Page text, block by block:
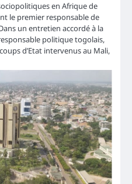
en Afrique de
le premier responsable de
un entretien accordé à la
politique togolais,
d’Etat intervenus au Mali,